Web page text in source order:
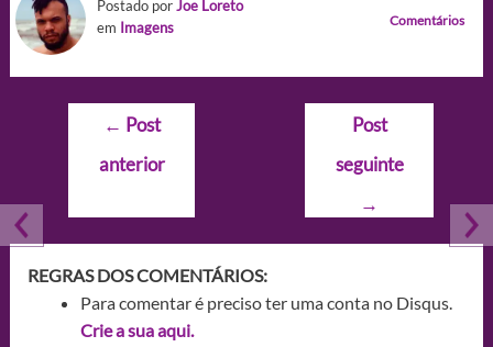
Postado porJoe Loreto
em Imagens Comentários
Navegação
Post
← Post
anterior
Post
seguinte
→
REGRAS DOS COMENTÁRIOS:
Para comentar é preciso ter uma conta no Disqus.
Crie a sua aqui.